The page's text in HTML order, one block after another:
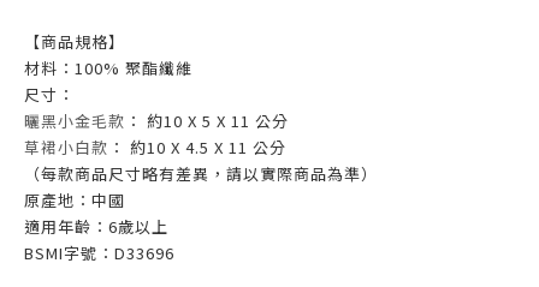
【商品規格】
材料：100% 聚酯纖維
尺寸：
曬黑小金毛款 ： 約10 X 5 X 11 公分
草裙小白款 ： 約10 X 4.5 X 11 公分
（每款商品尺寸略有差異，請以實際商品為準）
原產地：中國
適用年齡：6歲以上
BSMI字號：D33696